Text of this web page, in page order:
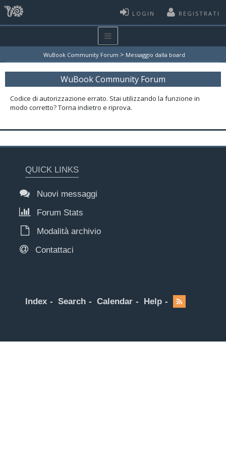
LOGIN REGISTRATI
WuBook Community Forum > Messaggio dalla board
WuBook Community Forum
Codice di autorizzazione errato. Stai utilizzando la funzione in
modo corretto? Torna indietro e riprova.
QUICK LINKS
Nuovi messaggi
Forum Stats
Modalità archivio
Contattaci
Index Search Calendar Help